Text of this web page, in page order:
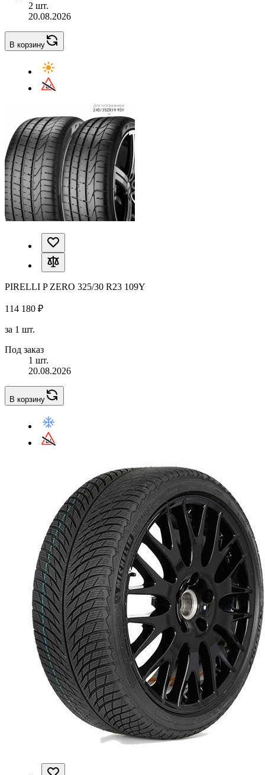
2 шт.
20.08.2026
В корзину
PIRELLI P ZERO 325/30 R23 109Y
114 180 ₽
за 1 шт.
Под заказ
1 шт.
20.08.2026
В корзину